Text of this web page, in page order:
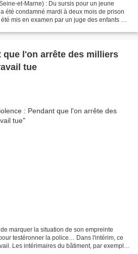
et-Marne) : Du sursis pour un jeune
été condamné mardi à deux mois de prison
mis en examen par un juge des enfants à
que l'on arrête des milliers
tue
marquer la situation de son empreinte
testéronner la police… Dans l'intérim, ce
Les intérimaires du bâtiment, par exemple,